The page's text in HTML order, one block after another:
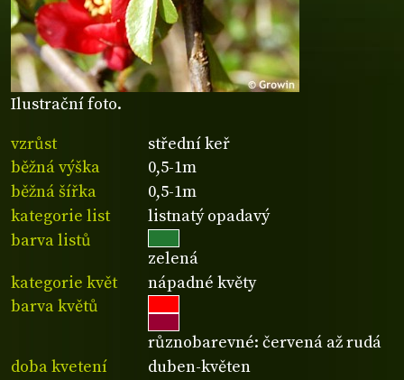
Ilustrační foto.
vzrůst
střední keř
běžná výška
0,5-1m
běžná šířka
0,5-1m
kategorie list
listnatý opadavý
barva listů
zelená
kategorie květ
nápadné květy
barva květů
různobarevné: červená až rudá
doba kvetení
duben-květen